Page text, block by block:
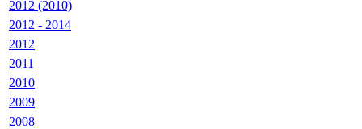
2012 (2010)
2012 - 2014
2012
2011
2010
2009
2008